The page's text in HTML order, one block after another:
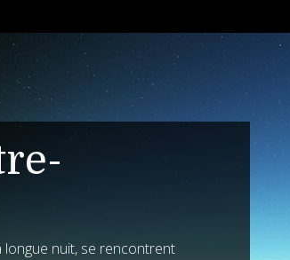
longue nuit, se rencontrent